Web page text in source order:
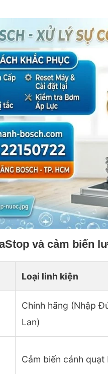
và cảm biến
Loại linh kiện
Chính hãng (Nhập
Lan)
Cảm biến cánh quạt